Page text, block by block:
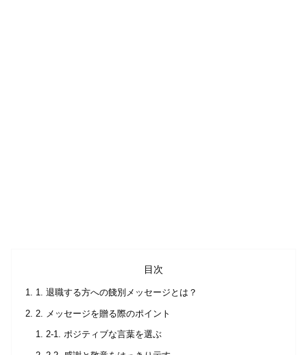
目次
1. 退職する方への餞別メッセージとは？
2. メッセージを贈る際のポイント
2-1. ポジティブな言葉を選ぶ